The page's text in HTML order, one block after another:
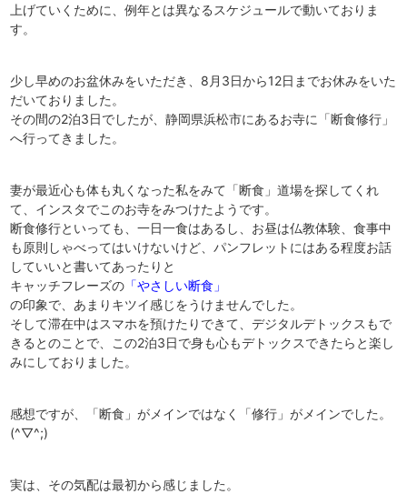
上げていくために、例年とは異なるスケジュールで動いておりま
す。
少し早めのお盆休みをいただき、8月3日から12日までお休みをいた
だいておりました。
その間の2泊3日でしたが、静岡県浜松市にあるお寺に「断食修行」
へ行ってきました。
妻が最近心も体も丸くなった私をみて「断食」道場を探してくれ
て、インスタでこのお寺をみつけたようです。
断食修行といっても、一日一食はあるし、お昼は仏教体験、食事中
も原則しゃべってはいけないけど、パンフレットにはある程度お話
していいと書いてあったりと
キャッチフレーズの 「やさしい断食」
の印象で、あまりキツイ感じをうけませんでした。
そして滞在中はスマホを預けたりできて、デジタルデトックスもで
きるとのことで、この2泊3日で身も心もデトックスできたらと楽し
みにしておりました。
感想ですが、「断食」がメインではなく「修行」がメインでした。
(^▽^;)
実は、その気配は最初から感じました。